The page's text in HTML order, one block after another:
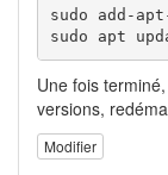
sudo add-
sudo apt
Une fois
versions,
Modifier